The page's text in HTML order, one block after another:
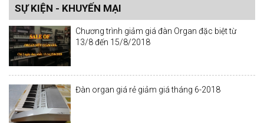
SỰ KIỆN - KHUYẾN MẠI
Chương trình giảm giá đàn Organ đặc biệt từ
13/8 đến 15/8/2018
Đàn organ giá rẻ giảm giá tháng 6-2018